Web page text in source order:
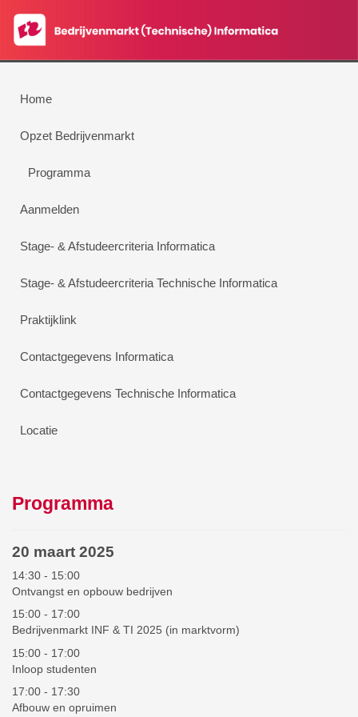
Home
Opzet Bedrijvenmarkt
Programma
Aanmelden
Stage- & Afstudeercriteria Informatica
Stage- & Afstudeercriteria Technische Informatica
Praktijklink
Contactgegevens Informatica
Contactgegevens Technische Informatica
Locatie
Programma
20 maart 2025
14:30 - 15:00
Ontvangst en opbouw bedrijven
15:00 - 17:00
Bedrijvenmarkt INF & TI 2025 (in marktvorm)
15:00 - 17:00
Inloop studenten
17:00 - 17:30
Afbouw en opruimen